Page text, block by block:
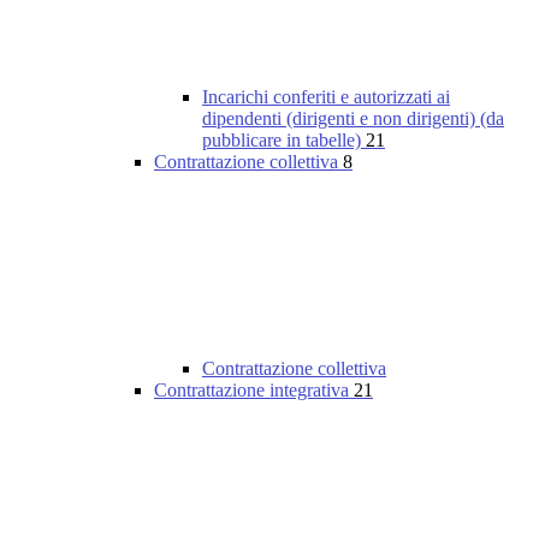
Incarichi conferiti e autorizzati ai
dipendenti (dirigenti e non dirigenti) (da
pubblicare in tabelle) 21
Contrattazione collettiva 8
Contrattazione collettiva
Contrattazione integrativa 21